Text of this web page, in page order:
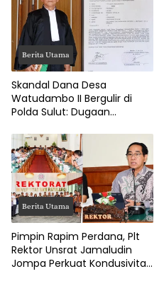
Berita Utama
Skandal Dana Desa
Watudambo II Bergulir di
Polda Sulut: Dugaan
Hingga Jalan Tani Rp214
Juta
Berita Utama
Pimpin Rapim Perdana, Plt
Rektor Unsrat Jamaludin
Jompa Perkuat Kondusivitas